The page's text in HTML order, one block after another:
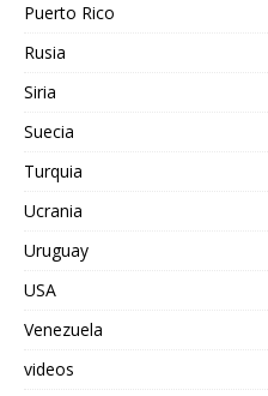
Puerto Rico
Rusia
Siria
Suecia
Turquia
Ucrania
Uruguay
USA
Venezuela
videos